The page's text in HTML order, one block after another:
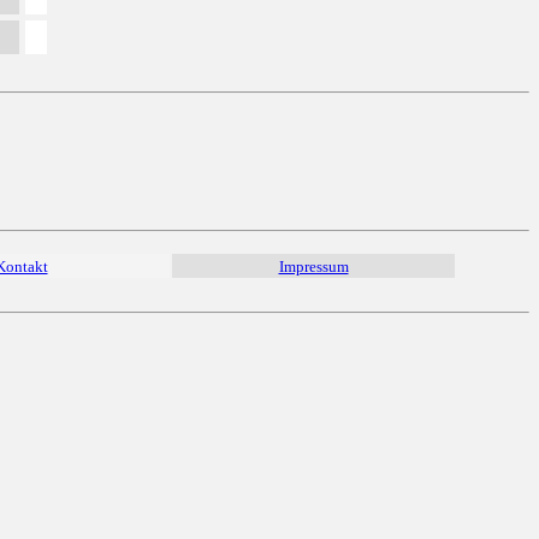
Impressum